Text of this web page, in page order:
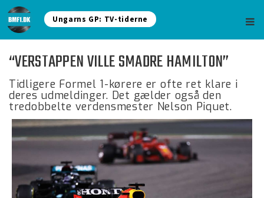
Ungarns GP: TV-tiderne
“VERSTAPPEN VILLE SMADRE HAMILTON”
Tidligere Formel 1-kørere er ofte ret klare i
deres udmeldinger. Det gælder også den
tredobbelte verdensmester Nelson Piquet.